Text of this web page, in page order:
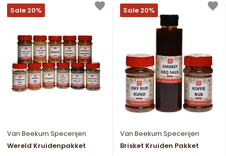
Sale 20%
Van Beekum Specerijen
Wereld Kruidenpakket
Sale 20%
Van Beekum Specerijen
Brisket Kruiden Pakket